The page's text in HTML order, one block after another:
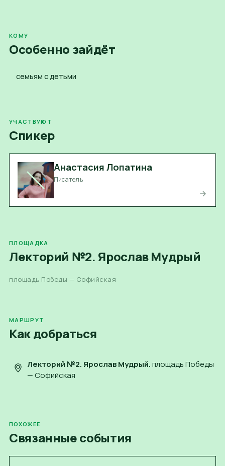
КОМУ
Особенно зайдёт
семьям с детьми
УЧАСТВУЮТ
Спикер
Анастасия Лопатина
Писатель
ПЛОЩАДКА
Лекторий №2. Ярослав Мудрый
площадь Победы — Софийская
МАРШРУТ
Как добраться
Лекторий №2. Ярослав Мудрый.площадь Победы
— Софийская
ПОХОЖЕЕ
Связанные события